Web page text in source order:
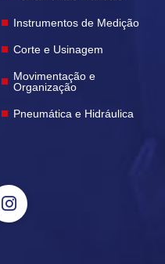
Instrumentos de Medição
Corte e Usinagem
Movimentação e
Organização
Pneumática e Hidráulica